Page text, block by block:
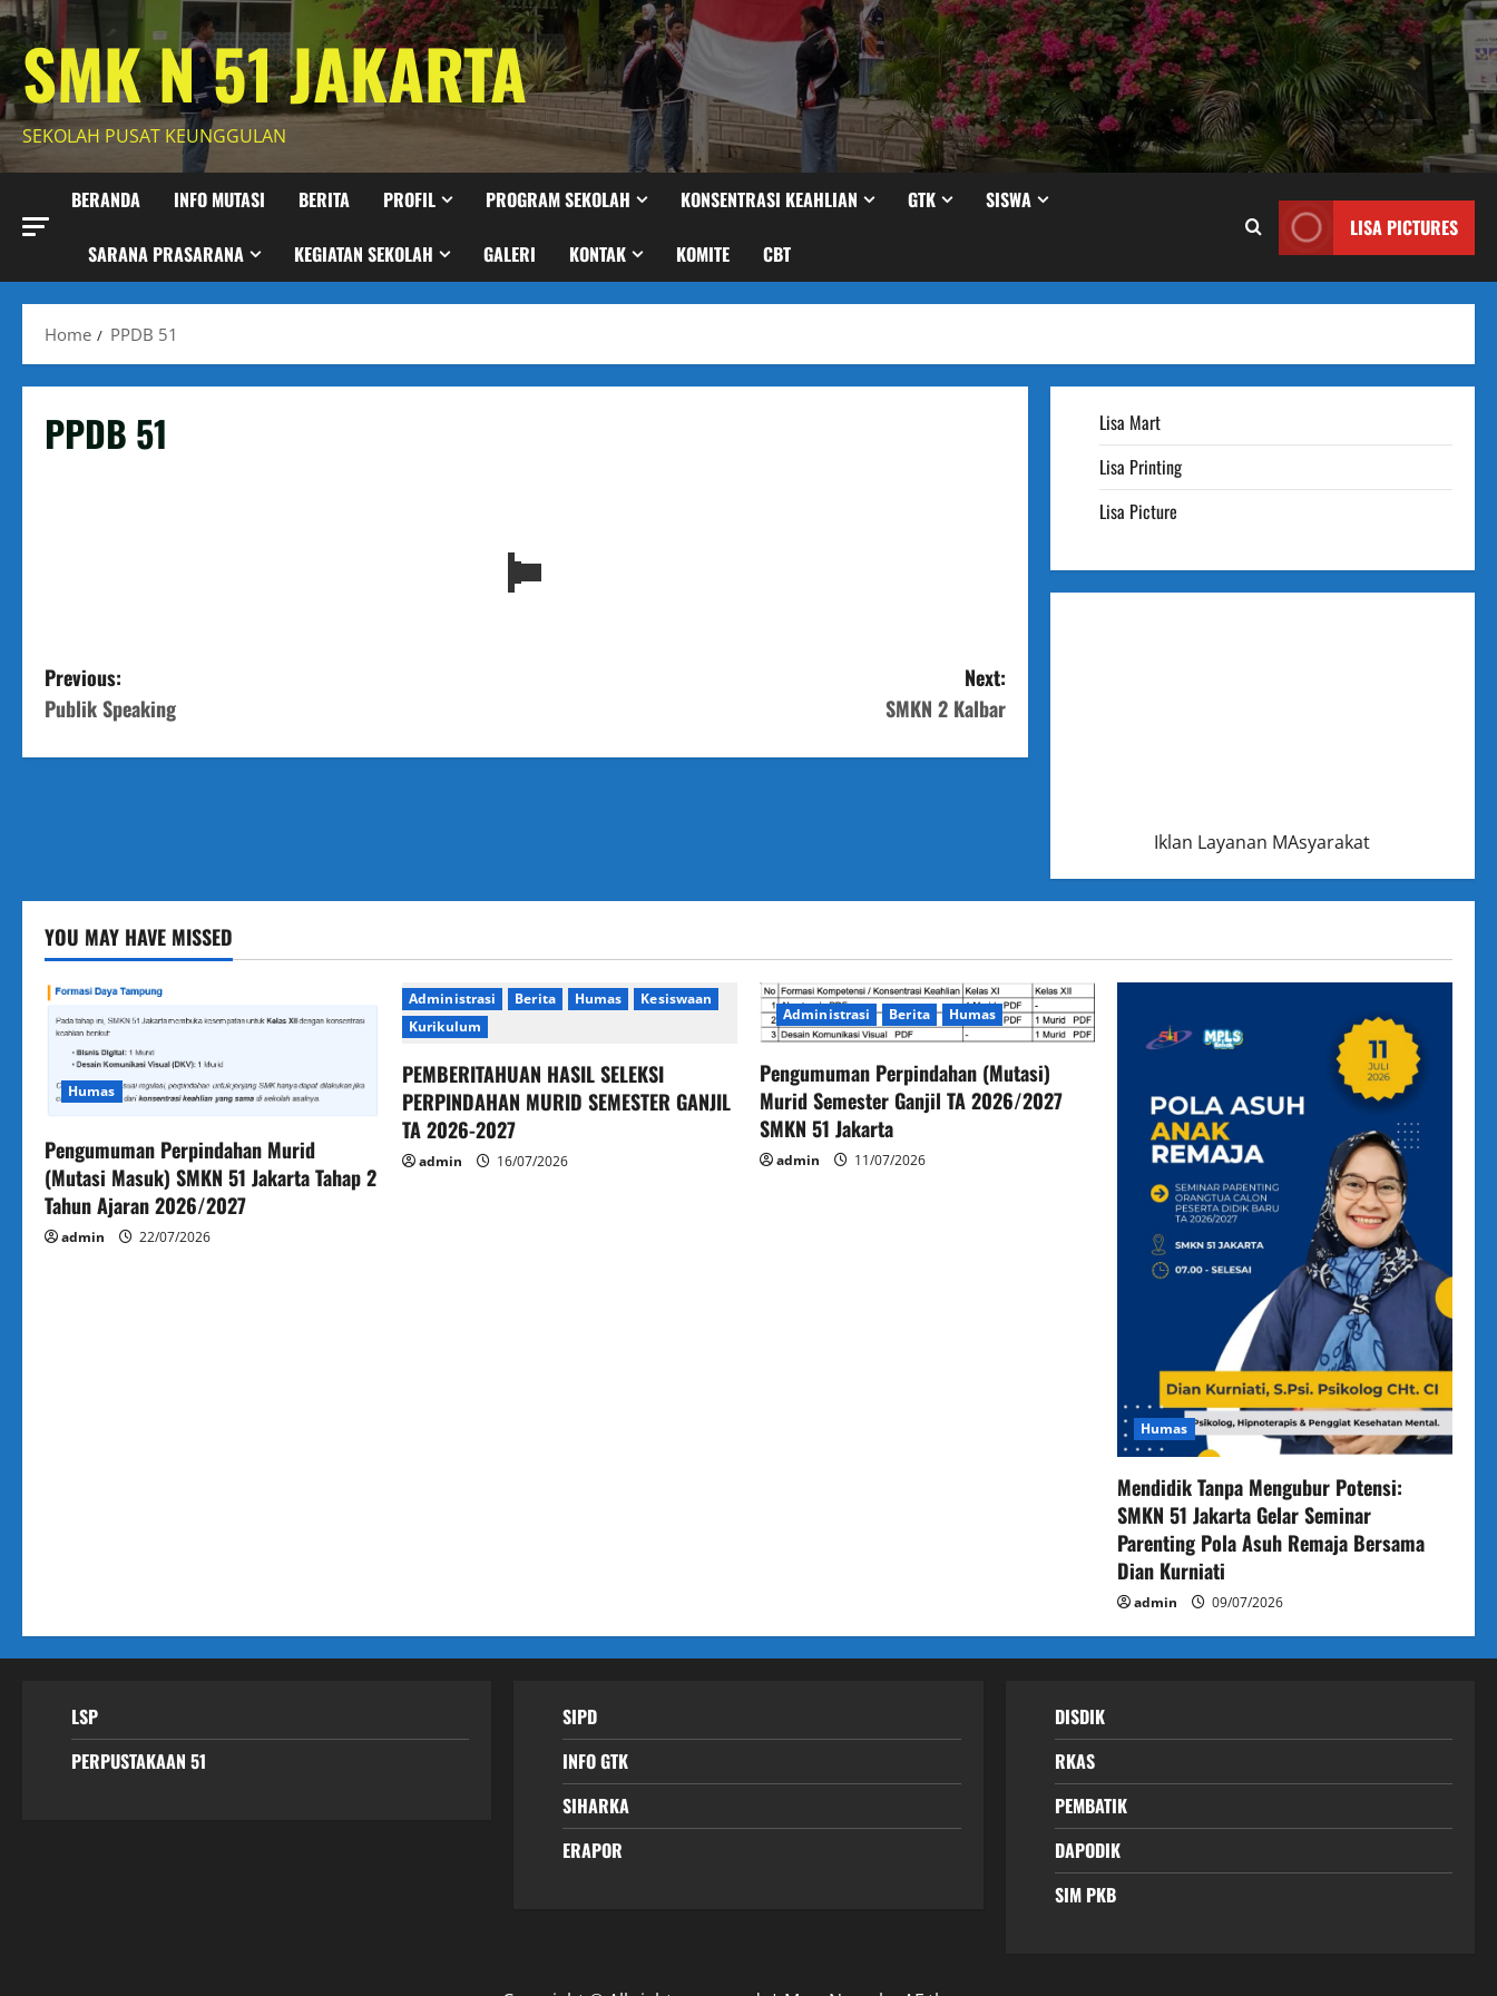
Skip
to
content
SMK N 51 JAKARTA
SEKOLAH PUSAT KEUNGGULAN
BERANDA INFO MUTASI BERITA PROFIL PROGRAM SEKOLAH KONSENTRASI KEAHLIAN GTK SISWA
SARANA PRASARANA KEGIATAN SEKOLAH GALERI KONTAK KOMITE CBT
LISA PICTURES
Home PPDB 51
PPDB 51
P
o
a
v
i
a
t
i
o
Previous:
Publik Speaking
Next:
SMKN 2 Kalbar
Lisa Mart
Lisa Printing
Lisa Picture
Iklan Layanan MAsyarakat
YOU MAY HAVE MISSED
Humas
Pengumuman Perpindahan Murid
(Mutasi Masuk) SMKN 51 Jakarta Tahap 2
Tahun Ajaran 2026/2027
admin 22/07/2026
Administrasi Berita Humas
Kesiswaan
Kurikulum
PEMBERITAHUAN HASIL SELEKSI
PERPINDAHAN MURID SEMESTER GANJIL
TA 2026-2027
admin 16/07/2026
Administrasi Berita Humas
Pengumuman Perpindahan (Mutasi)
Murid Semester Ganjil TA 2026/2027
SMKN 51 Jakarta
admin 11/07/2026
Humas
Mendidik Tanpa Mengubur Potensi:
SMKN 51 Jakarta Gelar Seminar
Parenting Pola Asuh Remaja Bersama
Dian Kurniati
admin 09/07/2026
LSP
PERPUSTAKAAN 51
SIPD
INFO GTK
SIHARKA
ERAPOR
DISDIK
RKAS
PEMBATIK
DAPODIK
SIM PKB